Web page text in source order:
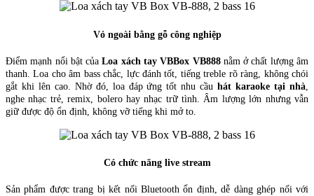
Vỏ ngoài bằng gỗ công nghiệp
Điểm mạnh nổi bật củaLoa xách tay VBBox VB888nằm ở chất lượng âm
thanh. Loa cho âm bass chắc, lực đánh tốt, tiếng treble rõ ràng, không chói
gắt khi lên cao. Nhờ đó, loa đáp ứng tốt nhu cầuhát karaoke tại nhà
nghe nhạc trẻ, remix, bolero hay nhạc trữ tình. Âm lượng lớn nhưng vẫn
giữ được độ ổn định, không vỡ tiếng khi mở to.
Có chức năng live stream
Sản phẩm được trang bị kết nối Bluetooth ổn định, dễ dàng ghép nối với